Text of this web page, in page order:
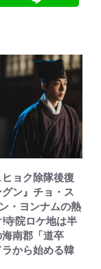
ョク除隊後復
ン』チョ・ス
・ヨンナムの熱
寺院ロケ地は半
南郡「道卒
から始める韓